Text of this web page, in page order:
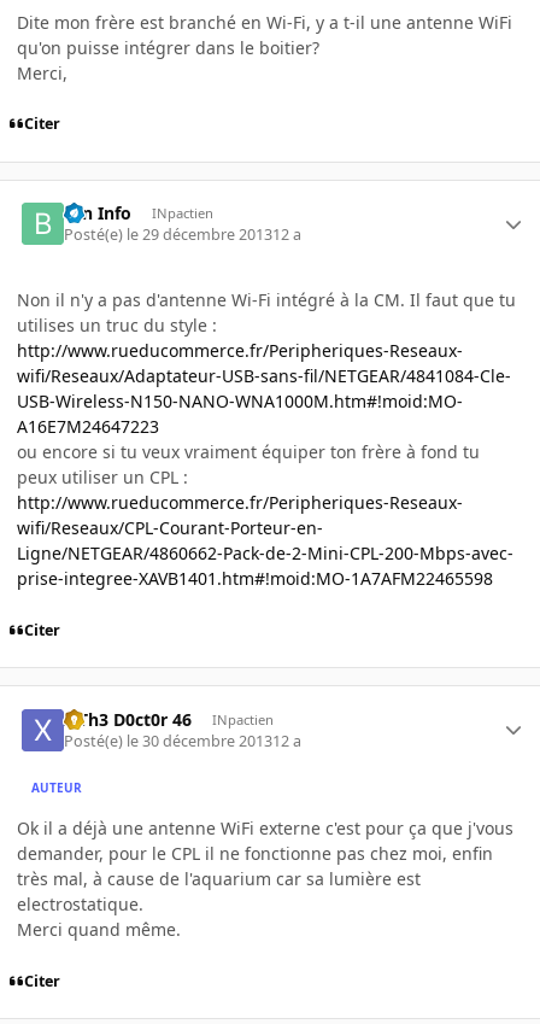
Dite mon frère est branché en Wi-Fi, y a t-il une antenne WiFi
qu'on puisse intégrer dans le boitier?
Merci,
Citer
Brn Info INpactien
Posté(e) le 29 décembre 201312 a
Non il n'y a pas d'antenne Wi-Fi intégré à la CM. Il faut que tu
utilises un truc du style :
http://www.rueducommerce.fr/Peripheriques-Reseaux-
wifi/Reseaux/Adaptateur-USB-sans-fil/NETGEAR/4841084-Cle-
USB-Wireless-N150-NANO-WNA1000M.htm#!moid:MO-
A16E7M24647223
ou encore si tu veux vraiment équiper ton frère à fond tu
peux utiliser un CPL :
http://www.rueducommerce.fr/Peripheriques-Reseaux-
wifi/Reseaux/CPL-Courant-Porteur-en-
Ligne/NETGEAR/4860662-Pack-de-2-Mini-CPL-200-Mbps-avec-
prise-integree-XAVB1401.htm#!moid:MO-1A7AFM22465598
Citer
x Th3 D0ct0r 46 INpactien
Posté(e) le 30 décembre 201312 a
AUTEUR
Ok il a déjà une antenne WiFi externe c'est pour ça que j'vous
demander, pour le CPL il ne fonctionne pas chez moi, enfin
très mal, à cause de l'aquarium car sa lumière est
electrostatique.
Merci quand même.
Citer